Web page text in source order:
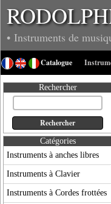
• Instruments de
Catalogue
Rechercher
Catégories
Instruments à anches libres
Instruments à Clavier
Instruments à Cordes frottées